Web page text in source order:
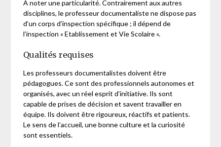
A noter une particularité. Contrairement aux autres
disciplines, le professeur documentaliste ne dispose pas
d’un corps d’inspection spécifique ; il dépend de
l’inspection « Etablissement et Vie Scolaire ».
Qualités requises
Les professeurs documentalistes doivent être
pédagogues. Ce sont des professionnels autonomes et
organisés, avec un réel esprit d’initiative. Ils sont
capable de prises de décision et savent travailler en
équipe. Ils doivent être rigoureux, réactifs et patients.
Le sens de l’accueil, une bonne culture et la curiosité
sont essentiels.